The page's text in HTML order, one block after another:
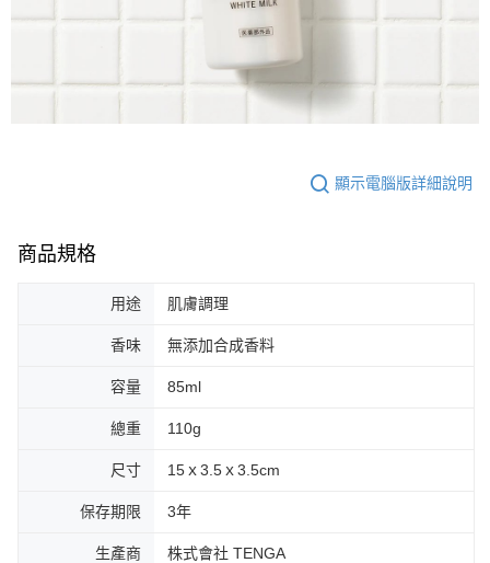
顯示電腦版詳細說明
商品規格
用途 肌膚調理
香味 無添加合成香料
容量 85ml
總重 110g
尺寸 15ｘ3.5ｘ3.5cm
保存期限 3年
生產商 株式會社 TENGA